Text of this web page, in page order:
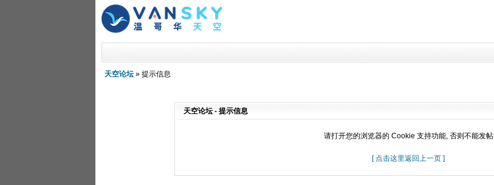
天空论坛 » 提示信息
天空论坛 - 提示信息
请打开您的浏览器的 Cookie 支持功能, 否则不能发帖
[ 点击这里返回上一页 ]